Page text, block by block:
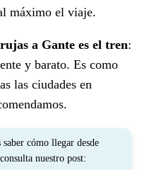
máximo el viaje.
a Gante es el tren:
y barato. Es como
las ciudades en
saber cómo llegar desde
nuestro post: